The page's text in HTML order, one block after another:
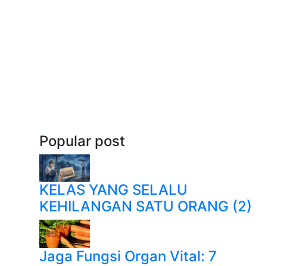
Popular post
KELAS YANG SELALU
KEHILANGAN SATU ORANG (2)
Jaga Fungsi Organ Vital: 7